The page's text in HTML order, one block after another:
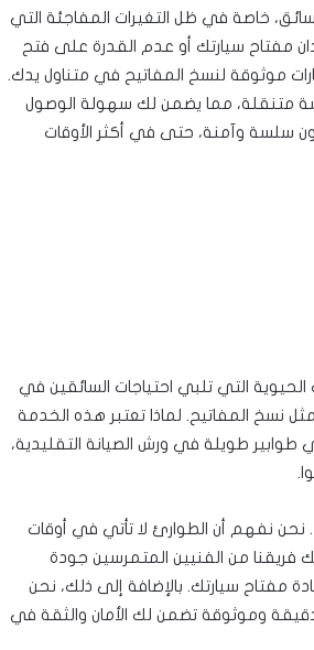
خاصة في ظل التغيرات المفاجئة التي
مفتاح سيارتك أو عدم القدرة على فتح
موثوقة لنسخ المفاتيح في متناول يدك.
متنقلة، مما يضمن لك سهولة الوصول
سلسة وآمنة، حتى في أكثر الأوقات
التي تلبي احتياجات السائقين في
نسخ المفاتيح. لماذا تعتبر هذه الخدمة
طويلة في ورش الصيانة التقليدية،
نحن نفهم أن الطوارئ لا تأتي في أوقات
فريقنا من الفنيين المتمرسين جودة
مفتاح سيارتك. بالإضافة إلى ذلك، نحن
وموثوقة تضمن لك الأمان والثقة في